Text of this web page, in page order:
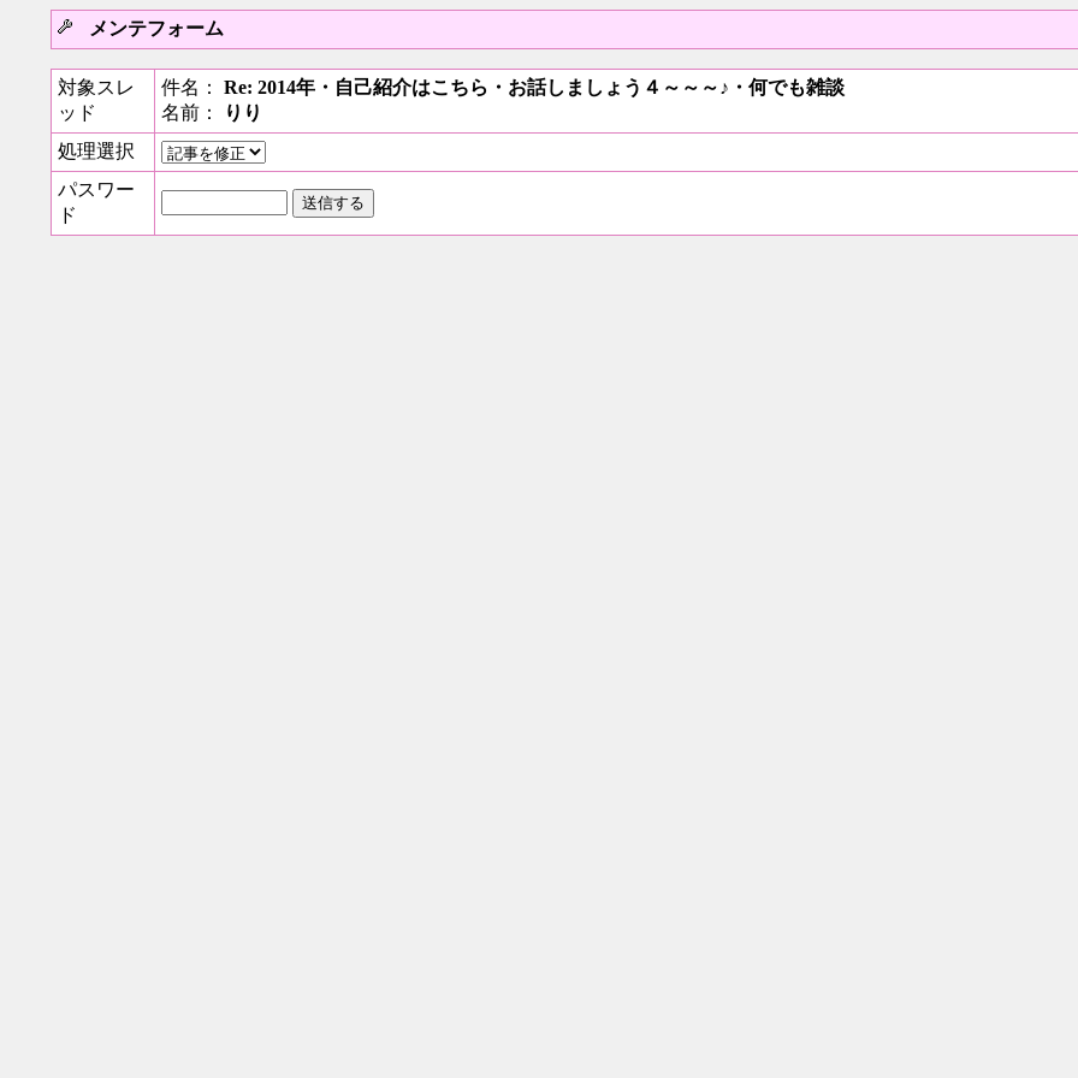
メンテフォーム
対象スレ
ッド
件名： Re: 2014年・自己紹介はこちら・お話しましょう４～～～♪・何でも雑談
名前：
りり
処理選択
パスワー
ド